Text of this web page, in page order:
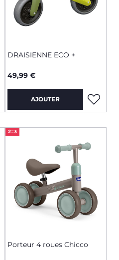
DRAISIENNE ECO +
49,99 €
AJOUTER
2=3
Porteur 4 roues Chicco